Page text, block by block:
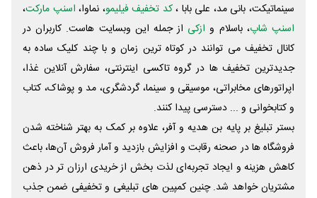
سینماتیکت، بانی مد، علی‌ بابا ،کد تخفیف فیلیمو، نماوا، اسنپ مارکت،
اسنپ شاپ، باسلام و ازکی از جمله این وبسایت ‌هاست. کاربران در
کانال تخفیف می توانند در کوتاه ترین زمان و با چند کلیک ساده به
جدیدترین تخفیف ها در گروه تاکسی اینترنتی، سفارش آنلاین غذا،
اپراتورهای مخابراتی، موسیقی و سینما، گردشگری، مد و پوشاک، کتاب
و کتابخوانی و ... دسترسی پیدا کنند.
بستر تبلیغ بر پایه بن هدیه و آفر، علاوه بر کمک به بهتر شناخته شدن
فروشگاه ها در صحنه رقابت و افزایش بازدید و آمار فروش آن‌ها، باعث
کاهش هزینه و ایجاد تجربه‌ای لذت بخش از خریدی ارزان تر در ذهن
مشتریان خواهد شد. چنین کمپین های تبلیغی و تخفیفی ضمن جذب